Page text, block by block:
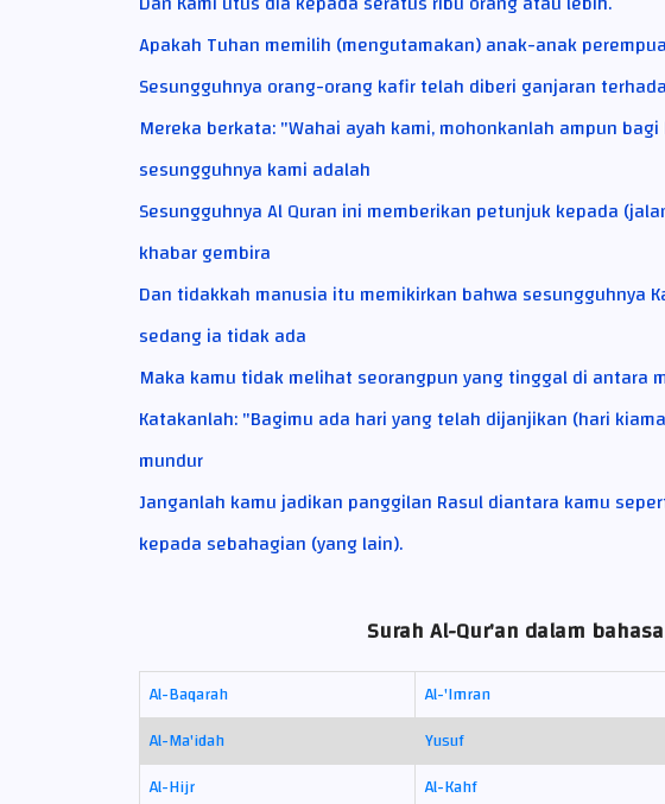
Apakah Tuhan memilih (mengutamakan) anak-anak
Sesungguhnya orang-orang kafir telah diberi ganjaran
Mereka berkata: "Wahai ayah kami, mohonkanlah ampun
sesungguhnya kami adalah
Sesungguhnya Al Quran ini memberikan petunjuk kepada
khabar gembira
Dan tidakkah manusia itu memikirkan bahwa sesungguhnya
sedang ia tidak ada
Maka kamu tidak melihat seorangpun yang tinggal di antara
Katakanlah: "Bagimu ada hari yang telah dijanjikan (hari
mundur
Janganlah kamu jadikan panggilan Rasul diantara kamu
kepada sebahagian (yang lain).
Surah Al-Qur'an dalam
Al-Baqarah Al-'Imran
Al-Ma'idah
Yusuf
Al-Hijr
Al-Kahf